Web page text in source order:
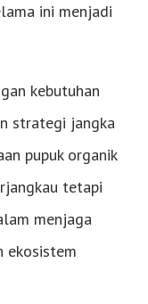
ini menjadi
kebutuhan
strategi jangka
pupuk organik
tetapi
menjaga
ekosistem